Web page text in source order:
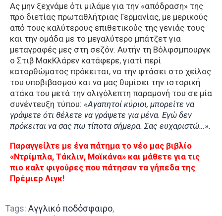
Ας μην ξεχνάμε ότι μιλάμε για την «απόδραση» της
προ διετίας πρωταθλήτριας Γερμανίας, με μερικούς
από τους καλύτερους επιθετικούς της γενιάς τους
και την ομάδα με το μεγαλύτερο μπάτζετ για
μεταγραφές μες στη σεζόν. Αυτήν τη Βόλφσμπουργκ
ο Στιβ ΜακΚλάρεν κατάφερε, γιατί περί
κατορθώματος πρόκειται, να την φτάσει στο χείλος
του υποβιβασμού και να μας θυμίσει την ιστορική
ατάκα του μετά την ολιγόλεπτη παραμονή του σε μία
συνέντευξη τύπου: «Αγαπητοί κύριοι, μπορείτε να
γράψετε ότι θέλετε να γράψετε για μένα. Εγώ δεν
πρόκειται να σας πω τίποτα σήμερα. Σας ευχαριστώ…».
Παραγγείλτε με ένα πάτημα το νέο μας βιβλίο
«Ντρίμπλα, Τάκλιν, Μοϊκάνα» και μάθετε για τις
πιο καλτ φιγούρες που πάτησαν τα γήπεδα της
Πρέμιερ Λιγκ!
Tags: Αγγλικό ποδόσφαιρο,